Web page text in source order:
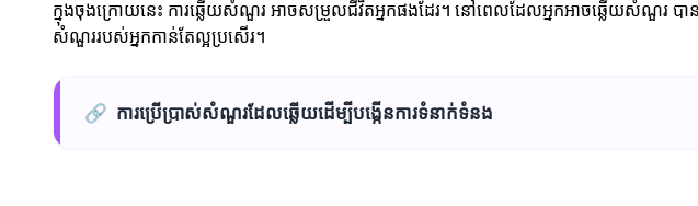
ក្នុងចុងក្រោយនេះ ការឆ្លើយសំណួរ អាចសម្រួលជីវិតអ្នកផងដែរ។ នៅពេលដែលអ្នកអាចឆ្លើយសំណួរ បាន
សំណួររបស់អ្នកកាន់តែល្អប្រសើរ។
🔗 ការប្រើប្រាស់សំណួរដែលឆ្លើយដើម្បីបង្កើនការទំនាក់ទំនង